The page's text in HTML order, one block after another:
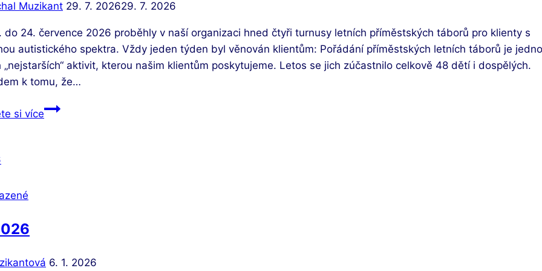
Muzikant 29. 7. 202629. 7. 2026
do 24. července 2026 proběhly v naší organizaci hned čtyři turnusy letních příměstských táborů pro klienty s
autistického spektra. Vždy jeden týden byl věnován klientům: Pořádání příměstských letních táborů je
„nejstarších“ aktivit, kterou našim klientům poskytujeme. Letos se jich zúčastnilo celkově 48 dětí i dospělých.
k tomu, že…
si víceSkončily
6. 1. 2026